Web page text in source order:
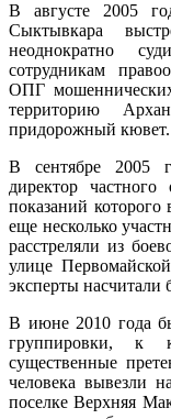
В августе 2005
Сыктывкара
неоднократно
сотрудникам
ОПГ
территорию
придорожный кювет.
В сентябре 2005
директор
показаний
еще несколько
расстреляли из
улице
эксперты насчитали
В июне 2010 года
группировки, к
существенные
человека вывезли
поселке Верхняя